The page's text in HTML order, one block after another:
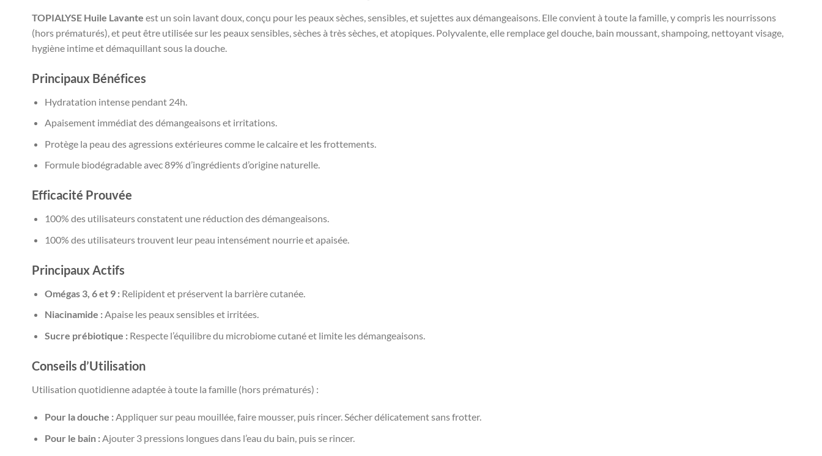
TOPIALYSE Huile Lavante est un soin lavant doux, conçu pour les peaux sèches, sensibles, et sujettes aux démangeaisons. Elle convient à toute la famille, y compris les nourrissons
(hors prématurés), et peut être utilisée sur les peaux sensibles, sèches à très sèches, et atopiques. Polyvalente, elle remplace gel douche, bain moussant, shampoing, nettoyant visage,
hygiène intime et démaquillant sous la douche.
Principaux Bénéfices
Hydratation intense pendant 24h.
Apaisement immédiat des démangeaisons et irritations.
Protège la peau des agressions extérieures comme le calcaire et les frottements.
Formule biodégradable avec 89% d’ingrédients d’origine naturelle.
Efficacité Prouvée
100% des utilisateurs constatent une réduction des démangeaisons.
100% des utilisateurs trouvent leur peau intensément nourrie et apaisée.
Principaux Actifs
Omégas 3, 6 et 9 :Relipident et préservent la barrière cutanée.
Niacinamide :Apaise les peaux sensibles et irritées.
Sucre prébiotique :Respecte l’équilibre du microbiome cutané et limite les démangeaisons.
Conseils d’Utilisation
Utilisation quotidienne adaptée à toute la famille (hors prématurés) :
Pour la douche :Appliquer sur peau mouillée, faire mousser, puis rincer. Sécher délicatement sans frotter.
Pour le bain :Ajouter 3 pressions longues dans l’eau du bain, puis se rincer.